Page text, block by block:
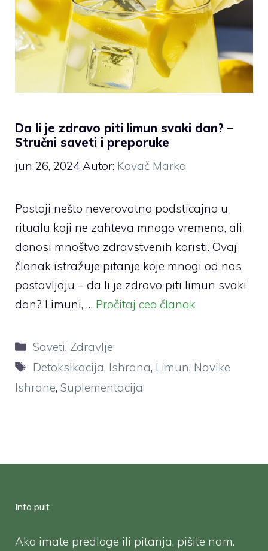
Da li je zdravo piti limun svaki dan? –
Stručni saveti i preporuke
jun 26, 2024 Autor: Kovač Marko
Postoji nešto neverovatno podsticajno u
ritualu koji ne zahteva mnogo vremena, ali
donosi mnoštvo zdravstvenih koristi. Ovaj
članak istražuje pitanje koje mnogi od nas
postavljaju – da li je zdravo piti limun svaki
dan? Limuni, … Pročitaj ceo članak
Categories
Saveti, Zdravlje
Tags
Detoksikacija, Ishrana, Limun, Navike
Ishrane, Suplementacija
Info pult
Ako imate predloge ili pitanja, pišite nam.